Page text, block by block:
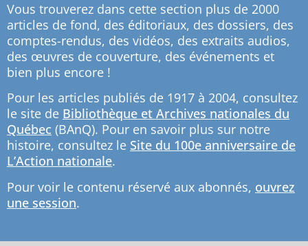
Vous trouverez dans cette section plus de 2000
articles de fond, des éditoriaux, des dossiers, des
comptes-rendus, des vidéos, des extraits audios,
des œuvres de couverture, des événements et
bien plus encore !
Pour les articles publiés de 1917 à 2004, consultez
le site de Bibliothèque et Archives nationales du
Québec (BAnQ). Pour en savoir plus sur notre
histoire, consultez le Site du 100e anniversaire de
L’Action nationale.
Pour voir le contenu réservé aux abonnés, ouvrez
une session.